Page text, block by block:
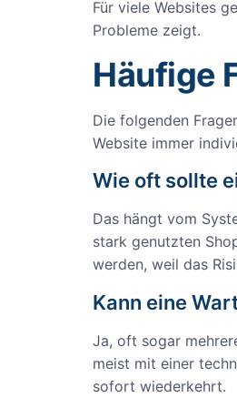
Für viele Websites
Probleme zeigt.
Häufige
Die folgenden
Website immer
Wie oft sollte
Das hängt vom
stark genutzten
werden, weil das
Kann eine
Ja, oft sogar
meist mit einer
sofort wiederkehrt.